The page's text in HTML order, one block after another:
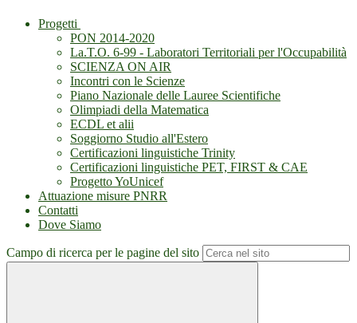
Progetti
PON 2014-2020
La.T.O. 6-99 - Laboratori Territoriali per l'Occupabilità
SCIENZA ON AIR
Incontri con le Scienze
Piano Nazionale delle Lauree Scientifiche
Olimpiadi della Matematica
ECDL et alii
Soggiorno Studio all'Estero
Certificazioni linguistiche Trinity
Certificazioni linguistiche PET, FIRST & CAE
Progetto YoUnicef
Attuazione misure PNRR
Contatti
Dove Siamo
Campo di ricerca per le pagine del sito